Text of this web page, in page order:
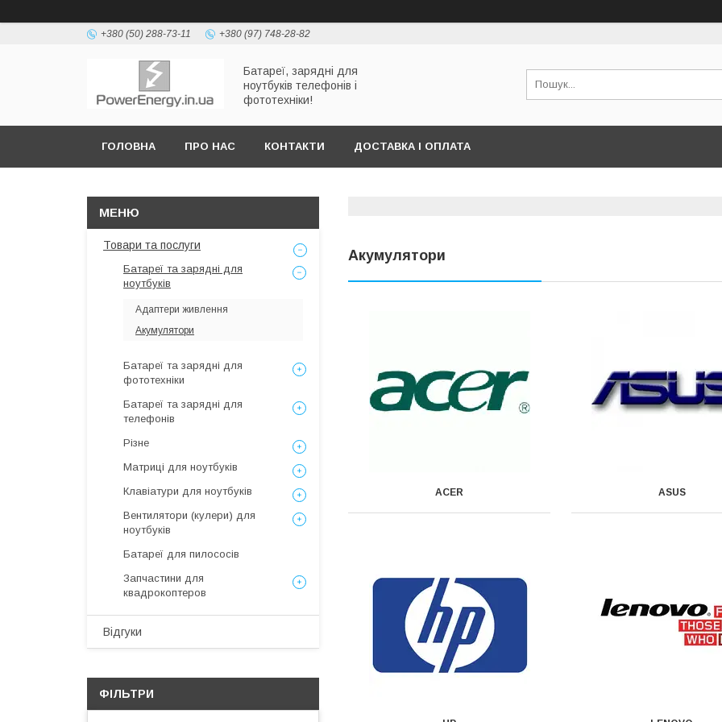
+380 (50) 288-73-11 +380 (97) 748-28-82
Батареї, зарядні для
ноутбуків телефонів і
фототехніки!
ГОЛОВНА ПРО НАС КОНТАКТИ ДОСТАВКА І ОПЛАТА
Акумулятори
ACER ASUS
Товари та послуги
Батареї та зарядні для
ноутбуків
Адаптери живлення
Акумулятори
Батареї та зарядні для
фототехніки
Батареї та зарядні для
телефонів
Різне
Матриці для ноутбуків
Клавіатури для ноутбуків
Вентилятори (кулери) для
ноутбуків
Батареї для пилососів
Запчастини для
квадрокоптеров
Відгуки
ФІЛЬТРИ